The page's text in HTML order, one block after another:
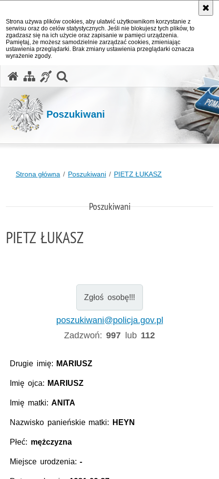
Strona używa plików cookies, aby ułatwić użytkownikom korzystanie z
serwisu oraz do celów statystycznych. Jeśli nie blokujesz tych plików, to
zgadzasz się na ich użycie oraz zapisanie w pamięci urządzenia.
Pamiętaj, że możesz samodzielnie zarządzać cookies, zmieniając
ustawienia przeglądarki. Brak zmiany ustawienia przeglądarki oznacza
wyrażenie zgody.
Poszukiwani
Strona główna Poszukiwani PIETZ ŁUKASZ
Poszukiwani
PIETZ ŁUKASZ
Zgłoś osobę!!!
poszukiwani@policja.gov.pl
Zadzwoń:997 lub 112
Drugie imię: MARIUSZ
Imię ojca: MARIUSZ
Imię matki:ANITA
Nazwisko panieńskie matki: HEYN
Płeć: mężczyzna
Miejsce urodzenia:-